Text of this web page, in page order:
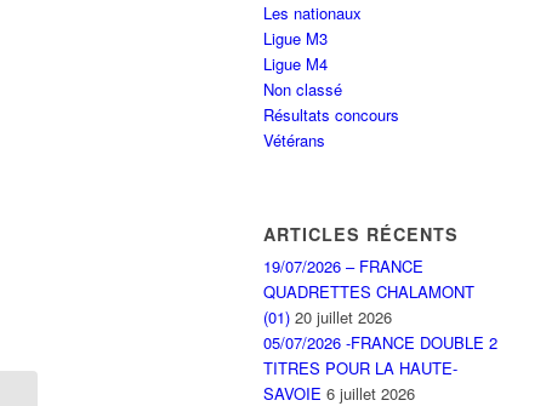
Les nationaux
Ligue M3
Ligue M4
Non classé
Résultats concours
Vétérans
ARTICLES RÉCENTS
19/07/2026 – FRANCE
QUADRETTES CHALAMONT
(01) 20 juillet 2026
05/07/2026 -FRANCE DOUBLE 2
TITRES POUR LA HAUTE-
SAVOIE 6 juillet 2026